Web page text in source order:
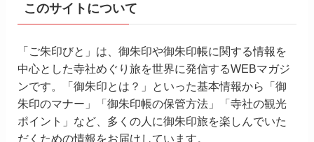
このサイトについて
「ご朱印びと」は、御朱印や御朱印帳に関する情報を
中心とした寺社めぐり旅を世界に発信するWEBマガジ
ンです。「御朱印とは？」といった基本情報から「御
朱印のマナー」「御朱印帳の保管方法」「寺社の観光
ポイント」など、多くの人に御朱印旅を楽しんでいた
だくための情報をお届けしています。